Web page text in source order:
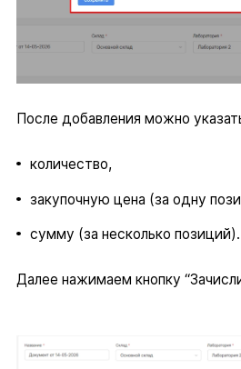
После добавления можно
количество,
закупочную цена (за одну
сумму (за несколько позиций).
Далее нажимаем кнопку